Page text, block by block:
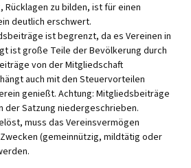
Rücklagen zu bilden, ist für einen
deutlich erschwert.
ist begrenzt, da es Vereinen in
ist große Teile der Bevölkerung durch
von der Mitgliedschaft
auch mit den Steuervorteilen
genießt. Achtung: Mitgliedsbeiträge
der Satzung niedergeschrieben.
muss das Vereinsvermögen
(gemeinnützig, mildtätig oder